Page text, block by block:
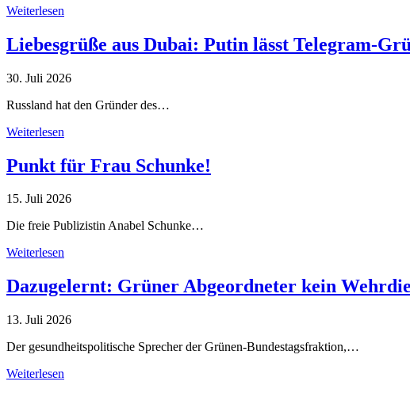
Weiterlesen
Liebesgrüße aus Dubai: Putin lässt Telegram-
30. Juli 2026
Russland hat den Gründer des…
Weiterlesen
Punkt für Frau Schunke!
15. Juli 2026
Die freie Publizistin Anabel Schunke…
Weiterlesen
Dazugelernt: Grüner Abgeordneter kein
13. Juli 2026
Der gesundheitspolitische Sprecher der Grünen-Bundestagsfraktion,…
Weiterlesen